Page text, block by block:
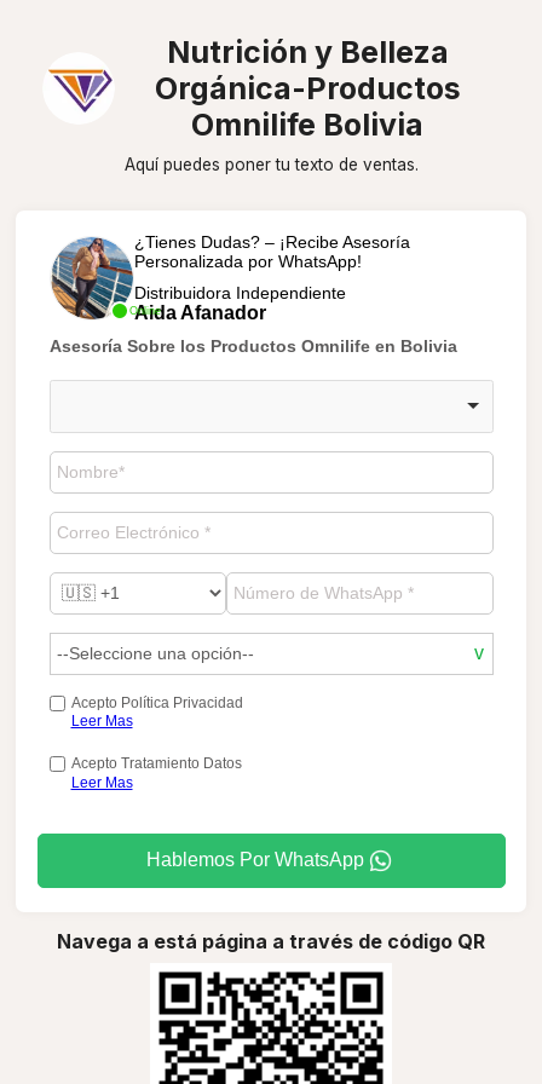
Nutrición y Belleza
Orgánica-Productos
Omnilife Bolivia
Aquí puedes poner tu texto de ventas.
Online
¿Tienes Dudas? – ¡Recibe Asesoría
Personalizada por WhatsApp!
Distribuidora Independiente
Aida Afanador
Asesoría Sobre los Productos Omnilife en Bolivia
Acepto Política Privacidad
Leer Mas
Acepto Tratamiento Datos
Leer Mas
Hablemos Por WhatsApp
Navega a está página a través de código QR